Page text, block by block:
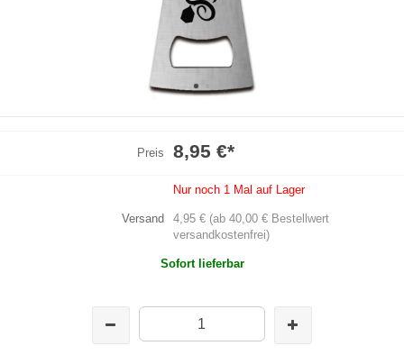
Preis 8,95 €*
Nur noch 1 Mal auf Lager
Versand
4,95 € (ab 40,00 € Bestellwert
versandkostenfrei)
Sofort lieferbar